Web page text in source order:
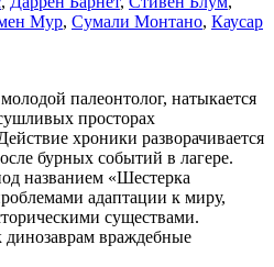
Мур, Сумали Монтано, Каусар
палеонтолог, натыкается
просторах
хроники разворачивается
бурных событий в лагере.
названием «Шестерка
адаптации к миру,
существами.
враждебные